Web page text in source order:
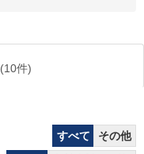
(10件)
すべて
その他